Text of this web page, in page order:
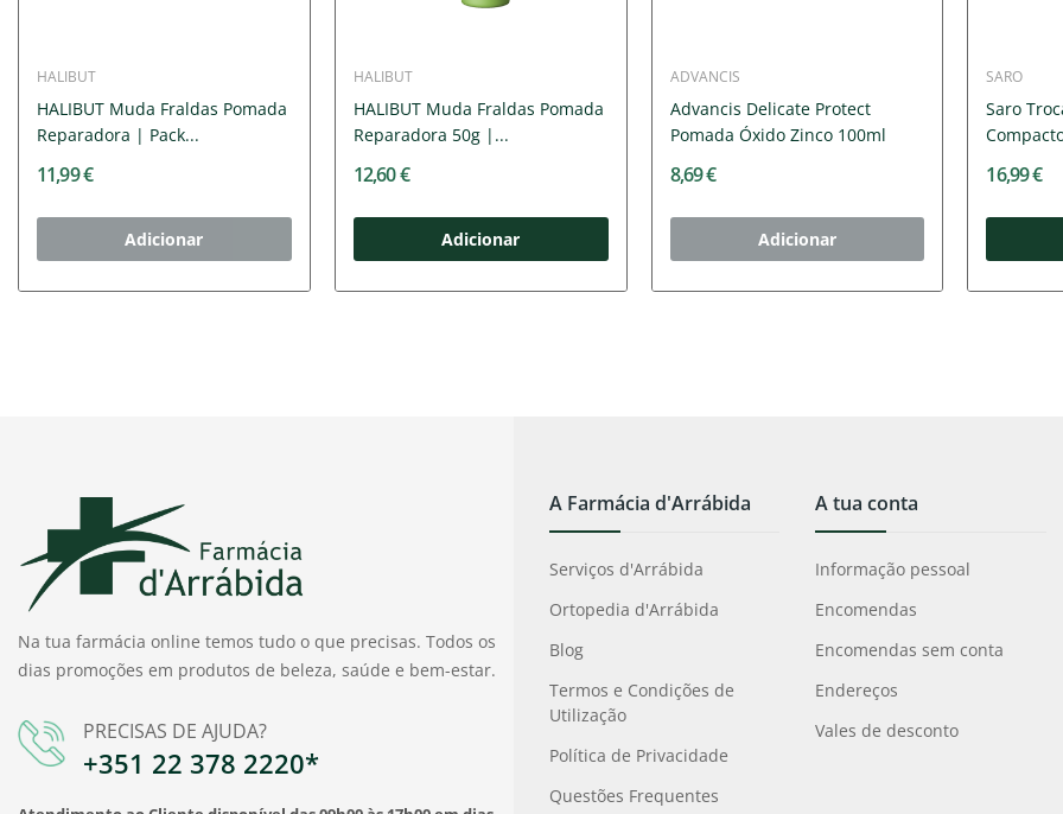
HALIBUT
HALIBUT Muda Fraldas Pomada
Reparadora | Pack...
11,99 €
Adicionar
HALIBUT
HALIBUT Muda Fraldas Pomada
Reparadora 50g |...
12,60 €
Adicionar
ADVANCIS
Advancis Delicate Protect
Pomada Óxido Zinco 100ml
8,69 €
Adicionar
SARO
Saro
16,99 €
Na tua farmácia online temos tudo o que precisas. Todos os
dias promoções em produtos de beleza, saúde e bem-estar.
PRECISAS DE AJUDA?
+351 22 378 2220*
A Farmácia d'Arrábida
Serviços d'Arrábida
Ortopedia d'Arrábida
Blog
Termos e Condições de
Utilização
Política de Privacidade
Questões Frequentes
A tua conta
Informação pessoal
Encomendas
Encomendas sem conta
Endereços
Vales de desconto